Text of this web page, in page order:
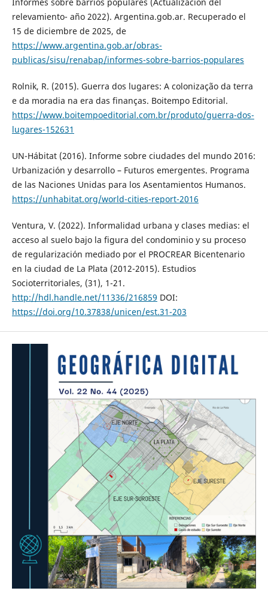
relevamiento- año 2022). Argentina.gob.ar. Recuperado el
15 de diciembre de 2025, de
https://www.argentina.gob.ar/obras-
publicas/sisu/renabap/informes-sobre-barrios-populares
Rolnik, R. (2015). Guerra dos lugares: A colonização da terra
e da moradia na era das finanças. Boitempo Editorial.
https://www.boitempoeditorial.com.br/produto/guerra-dos-
lugares-152631
UN-Hábitat (2016). Informe sobre ciudades del mundo 2016:
Urbanización y desarrollo – Futuros emergentes. Programa
de las Naciones Unidas para los Asentamientos Humanos.
https://unhabitat.org/world-cities-report-2016
Ventura, V. (2022). Informalidad urbana y clases medias: el
acceso al suelo bajo la figura del condominio y su proceso
de regularización mediado por el PROCREAR Bicentenario
en la ciudad de La Plata (2012-2015). Estudios
Socioterritoriales, (31), 1-21.
http://hdl.handle.net/11336/216859 DOI:
https://doi.org/10.37838/unicen/est.31-203